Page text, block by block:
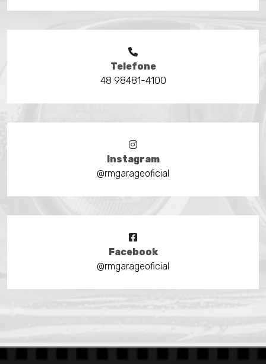
Telefone
48 98481-4100
Instagram
@rmgarageoficial
Facebook
@rmgarageoficial